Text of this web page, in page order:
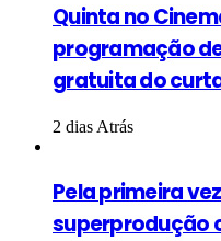
Quinta no
programação
gratuita do
2 dias Atrás
Pela primeira
superprodução